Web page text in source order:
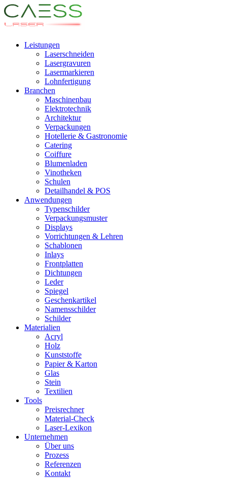
Leistungen
Laserschneiden
Lasergravuren
Lasermarkieren
Lohnfertigung
Branchen
Maschinenbau
Elektrotechnik
Architektur
Verpackungen
Hotellerie & Gastronomie
Catering
Coiffure
Blumenladen
Vinotheken
Schulen
Detailhandel & POS
Anwendungen
Typenschilder
Verpackungsmuster
Displays
Vorrichtungen & Lehren
Schablonen
Inlays
Frontplatten
Dichtungen
Leder
Spiegel
Geschenkartikel
Namensschilder
Schilder
Materialien
Acryl
Holz
Kunststoffe
Papier & Karton
Glas
Stein
Textilien
Tools
Preisrechner
Material-Check
Laser-Lexikon
Unternehmen
Über uns
Prozess
Referenzen
Kontakt